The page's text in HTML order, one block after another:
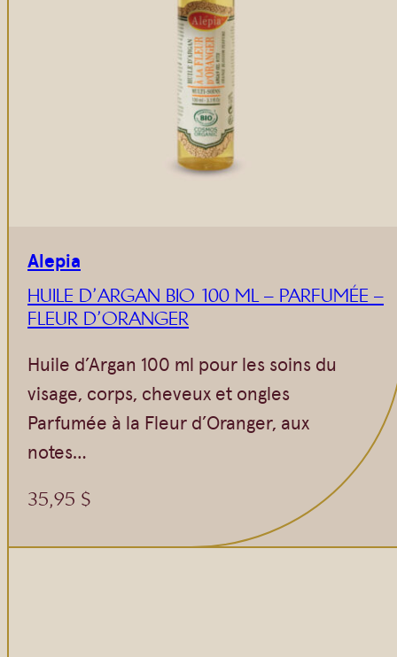
Alepia
HUILE D’ARGAN BIO 100 ML – PARFUMÉE –
FLEUR D’ORANGER
Huile d’Argan 100 ml pour les soins du
visage, corps, cheveux et ongles
Parfumée à la Fleur d’Oranger, aux
notes…
35,95 $